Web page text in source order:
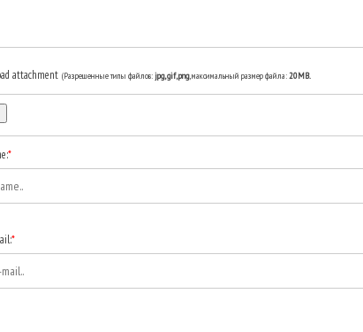
attachment (Разрешенные типы файлов:jpg, gif, png, максимальный размер файла:20MB.
*
*